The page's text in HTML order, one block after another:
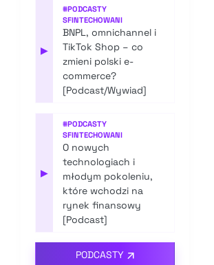
▶
#PODCASTY
SFINTECHOWANI
BNPL, omnichannel i
TikTok Shop – co
zmieni polski e-
commerce?
[Podcast/Wywiad]
▶
#PODCASTY
SFINTECHOWANI
O nowych
technologiach i
młodym pokoleniu,
które wchodzi na
rynek finansowy
[Podcast]
PODCASTY